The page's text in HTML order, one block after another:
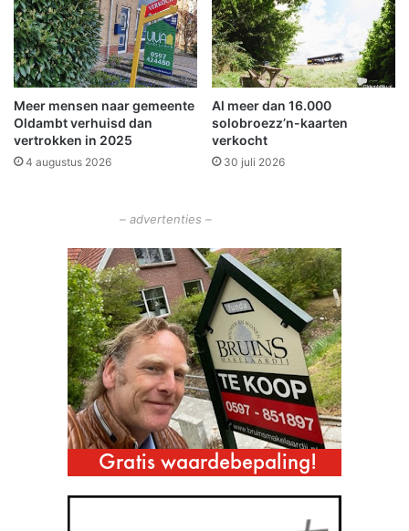
S
y
n
e
r
g
o
n
e
m
e
e
n
t
e
O
l
Meer mensen naar gemeente
Oldambt verhuisd dan
vertrokken in 2025
4 augustus 2026
Al meer dan 16.000
solobroezz’n-kaarten
verkocht
30 juli 2026
– advertenties –